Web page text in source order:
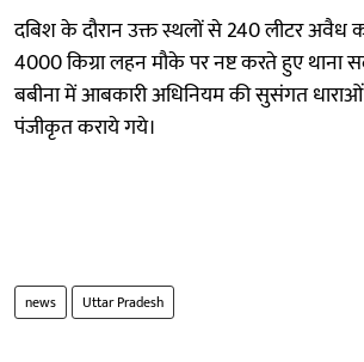
दबिश के दौरान उक्त स्थलों से 240 लीटर अवैध
4000 किग्रा लहन मौके पर नष्ट करते हुए थाना
बबीना में आबकारी अधिनियम की सुसंगत
पंजीकृत कराये गये।
news Uttar Pradesh